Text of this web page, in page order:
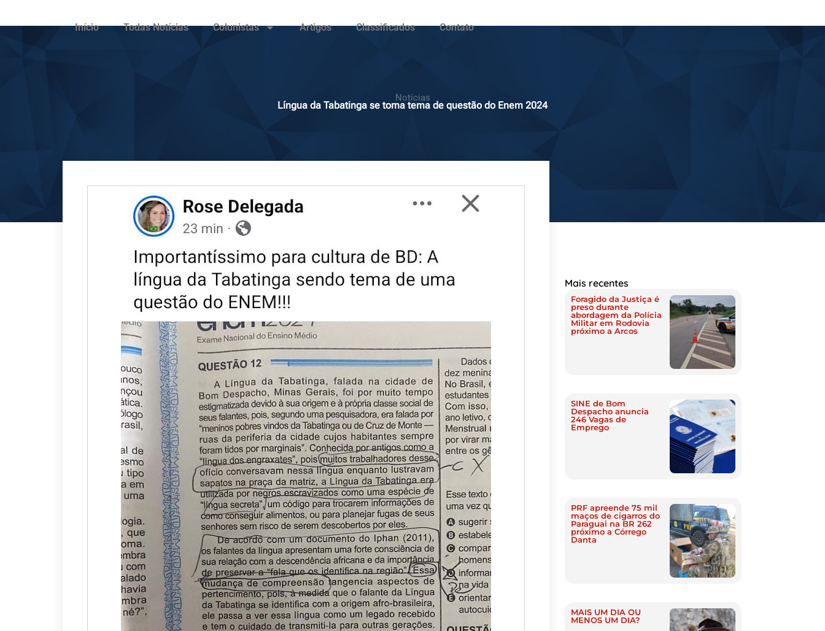
Início Todas Notícias Colunistas Artigos Classificados Contato
Notícias
Língua da Tabatinga se torna tema de questão do Enem 2024
Mais recentes
Foragido da Justiça é
preso durante
abordagem da Polícia
Militar em Rodovia
próximo a Arcos
SINE de Bom
Despacho anuncia
246 Vagas de
Emprego
PRF apreende 75 mil
maços de cigarros do
Paraguai na BR 262
próximo a Córrego
Danta
MAIS UM DIA OU
MENOS UM DIA?